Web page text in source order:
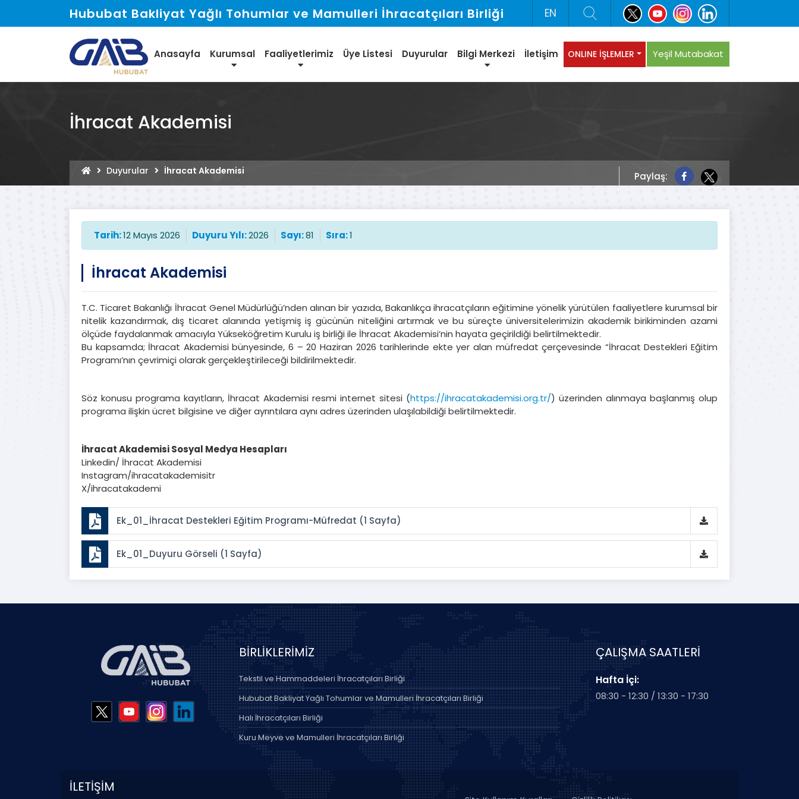
Hububat Bakliyat Yağlı Tohumlar ve Mamulleri İhracatçıları Birliği EN
Anasayfa Kurumsal Faaliyetlerimiz Üye Listesi Duyurular Bilgi Merkezi İletişim ONLINE İŞLEMLER Yeşil Mutabakat
İhracat Akademisi
Duyurular İhracat Akademisi Paylaş:
Tarih:12 Mayıs 2026 Duyuru Yılı:2026 Sayı:81 Sıra:1
İhracat Akademisi
T.C. Ticaret Bakanlığı İhracat Genel Müdürlüğü’nden alınan bir yazıda, Bakanlıkça ihracatçıların eğitimine yönelik yürütülen faaliyetlere kurumsal bir
nitelik kazandırmak, dış ticaret alanında yetişmiş iş gücünün niteliğini artırmak ve bu süreçte üniversitelerimizin akademik birikiminden azami
ölçüde faydalanmak amacıyla Yükseköğretim Kurulu iş birliği ile İhracat Akademisi’nin hayata geçirildiği belirtilmektedir.
Bu kapsamda; İhracat Akademisi bünyesinde, 6 – 20 Haziran 2026 tarihlerinde ekte yer alan müfredat çerçevesinde “İhracat Destekleri Eğitim
Programı’nın çevrimiçi olarak gerçekleştirileceği bildirilmektedir.
Söz konusu programa kayıtların, İhracat Akademisi resmi internet sitesi (https://ihracatakademisi.org.tr/) üzerinden alınmaya başlanmış olup
programa ilişkin ücret bilgisine ve diğer ayrıntılara aynı adres üzerinden ulaşılabildiği belirtilmektedir.
İhracat Akademisi Sosyal Medya Hesapları
Linkedin/ İhracat Akademisi
Instagram/ihracatakademisitr
X/ihracatakademi
Ek_01_İhracat Destekleri Eğitim Programı-Müfredat (1 Sayfa)
Ek_01_Duyuru Görseli (1 Sayfa)
BİRLİKLERİMİZ
Tekstil ve Hammaddeleri İhracatçıları Birliği
Hububat Bakliyat Yağlı Tohumlar ve Mamulleri İhracatçıları Birliği
Halı İhracatçıları Birliği
Kuru Meyve ve Mamulleri İhracatçıları Birliği
ÇALIŞMA SAATLERİ
Hafta İçi:
08:30 - 12:30 / 13:30 - 17:30
İLETİŞİM